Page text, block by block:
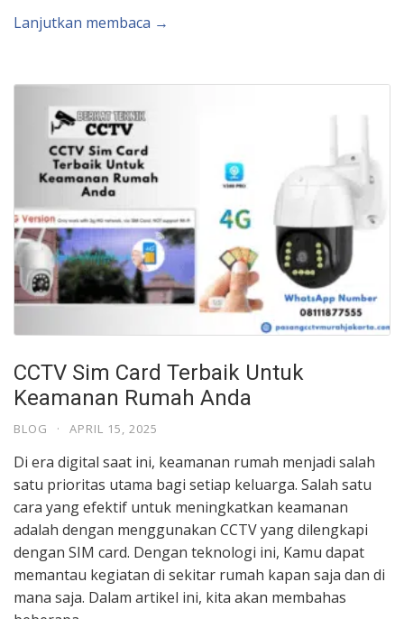
Lanjutkan membaca →
CCTV Sim Card Terbaik Untuk
Keamanan Rumah Anda
BLOG · APRIL 15, 2025
Di era digital saat ini, keamanan rumah menjadi salah
satu prioritas utama bagi setiap keluarga. Salah satu
cara yang efektif untuk meningkatkan keamanan
adalah dengan menggunakan CCTV yang dilengkapi
dengan SIM card. Dengan teknologi ini, Kamu dapat
memantau kegiatan di sekitar rumah kapan saja dan di
mana saja. Dalam artikel ini, kita akan membahas